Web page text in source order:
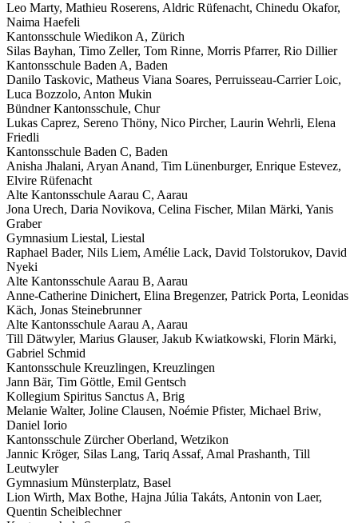
Leo Marty, Mathieu Roserens, Aldric Rüfenacht, Chinedu Okafor,
Naima Haefeli
Kantonsschule Wiedikon A, Zürich
Silas Bayhan, Timo Zeller, Tom Rinne, Morris Pfarrer, Rio Dillier
Kantonsschule Baden A, Baden
Danilo Taskovic, Matheus Viana Soares, Perruisseau-Carrier Loic,
Luca Bozzolo, Anton Mukin
Bündner Kantonsschule, Chur
Lukas Caprez, Sereno Thöny, Nico Pircher, Laurin Wehrli, Elena
Friedli
Kantonsschule Baden C, Baden
Anisha Jhalani, Aryan Anand, Tim Lünenburger, Enrique Estevez,
Elvire Rüfenacht
Alte Kantonsschule Aarau C, Aarau
Jona Urech, Daria Novikova, Celina Fischer, Milan Märki, Yanis
Graber
Gymnasium Liestal, Liestal
Raphael Bader, Nils Liem, Amélie Lack, David Tolstorukov, David
Nyeki
Alte Kantonsschule Aarau B, Aarau
Anne-Catherine Dinichert, Elina Bregenzer, Patrick Porta, Leonidas
Käch, Jonas Steinebrunner
Alte Kantonsschule Aarau A, Aarau
Till Dätwyler, Marius Glauser, Jakub Kwiatkowski, Florin Märki,
Gabriel Schmid
Kantonsschule Kreuzlingen, Kreuzlingen
Jann Bär, Tim Göttle, Emil Gentsch
Kollegium Spiritus Sanctus A, Brig
Melanie Walter, Joline Clausen, Noémie Pfister, Michael Briw,
Daniel Iorio
Kantonsschule Zürcher Oberland, Wetzikon
Jannic Kröger, Silas Lang, Tariq Assaf, Amal Prashanth, Till
Leutwyler
Gymnasium Münsterplatz, Basel
Lion Wirth, Max Bothe, Hajna Júlia Takáts, Antonin von Laer,
Quentin Scheiblechner